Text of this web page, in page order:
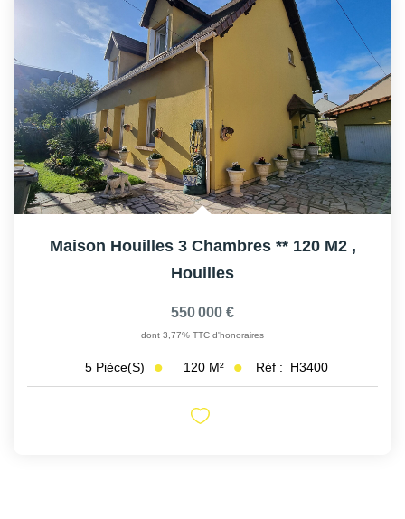
Maison Houilles 3 Chambres ** 120 M2 ,
Houilles
550 000 €
dont 3,77% TTC d'honoraires
5 Pièce(s) 120 M² Réf : H3400